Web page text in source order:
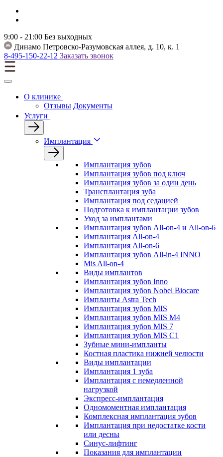
9:00 - 21:00 Без выходных
Динамо Петровско-Разумовская аллея, д. 10, к. 1
8-495-150-22-12 Заказать звонок
О клинике
Отзывы Документы
Услуги
Имплантация
Имплантация зубов
Имплантация зубов под ключ
Имплантация зубов за один день
Трансплантация зуба
Имплантация под седацией
Подготовка к имплантации зубов
Уход за имплантами
Имплантация зубов All-on-4 и All-on-6
Имплантация All-on-4
Имплантация All-on-6
Имплантация зубов All-in-4 INNO
Mis All-on-4
Виды имплантов
Имплантация зубов Inno
Имплантация зубов Nobel Biocare
Импланты Astra Tech
Имплантация зубов MIS
Имплантация зубов MIS M4
Имплантация зубов MIS 7
Имплантация зубов MIS C1
Зубные мини-импланты
Костная пластика нижней челюсти
Виды имплантации
Имплантация 1 зуба
Имплантация с немедленной
нагрузкой
Экспресс-имплантация
Одномоментная имплантация
Комплексная имплантация зубов
Имплантация при недостатке кости
или десны
Синус-лифтинг
Показания для имплантации